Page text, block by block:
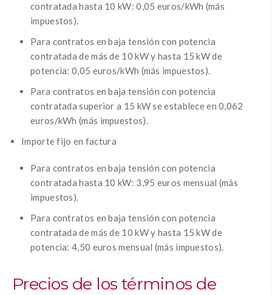
contratada hasta 10 kW: 0,05 euros/kWh (más
impuestos).
Para contratos en baja tensión con potencia
contratada de más de 10 kW y hasta 15 kW de
potencia: 0,05 euros/kWh (más impuestos).
Para contratos en baja tensión con potencia
contratada superior a 15 kW se establece en 0,062
euros/kWh (más impuestos).
Importe fijo en factura
Para contratos en baja tensión con potencia
contratada hasta 10 kW: 3,95 euros mensual (más
impuestos).
Para contratos en baja tensión con potencia
contratada de más de 10 kW y hasta 15 kW de
potencia: 4,50 euros mensual (más impuestos).
Precios de los términos de